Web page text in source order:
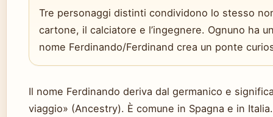
Tre personaggi distinti condividono lo stesso
cartone, il calciatore e l’ingegnere. Ognuno ha
nome Ferdinando/Ferdinand crea un ponte
Il nome Ferdinando deriva dal germanico e
viaggio» (Ancestry). È comune in Spagna e in Italia.